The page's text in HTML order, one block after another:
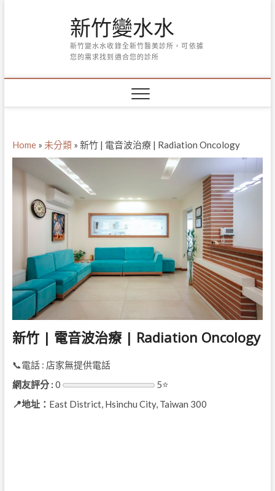
新竹變水水
新竹變水水收錄全新竹醫美診所，可依據
您的需求找到適合您的診所
Home» 未分類» 新竹 | 電音波治療 | Radiation Oncology
新竹 | 電音波治療 | Radiation Oncology
📞電話 : 店家無提供電話
網友評分 : 0
5⭐
📍地址： East District, Hsinchu City, Taiwan 300